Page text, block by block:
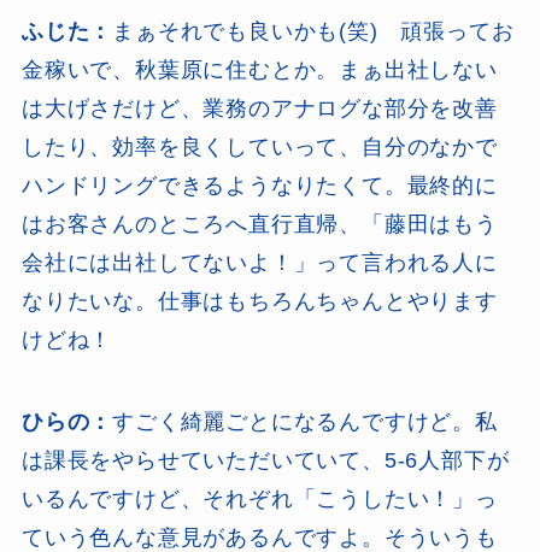
ふじた： まぁそれでも良いかも(笑) 頑張ってお
金稼いで、秋葉原に住むとか。まぁ出社しない
は大げさだけど、業務のアナログな部分を改善
したり、効率を良くしていって、自分のなかで
ハンドリングできるようなりたくて。最終的に
はお客さんのところへ直行直帰、「藤田はもう
会社には出社してないよ！」って言われる人に
なりたいな。仕事はもちろんちゃんとやります
けどね！
ひらの：すごく綺麗ごとになるんですけど。私
は課長をやらせていただいていて、5-6人部下が
いるんですけど、それぞれ「こうしたい！」っ
ていう色んな意見があるんですよ。そういうも